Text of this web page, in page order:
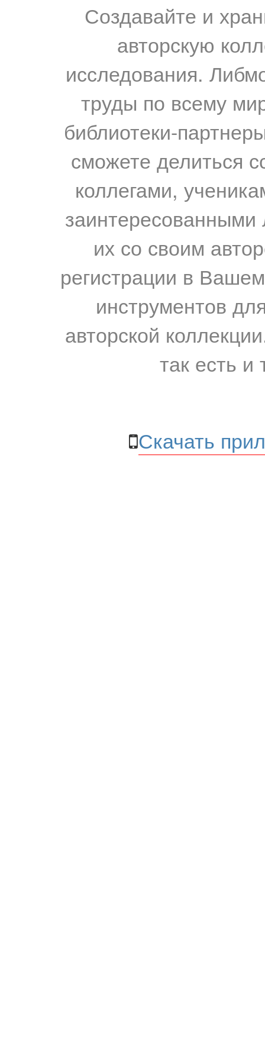
Создавайте и
авторскую
исследования.
труды по всему
библиотеки-
сможете делиться
коллегами,
их со своим
регистрации в
инструментов
авторской
так есть и
Скачать